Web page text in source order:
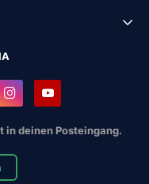
in deinen Posteingang.